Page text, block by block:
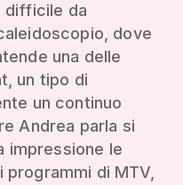
difficile da
dove
una delle
un tipo di
un continuo
Andrea parla si
impressione le
di MTV,